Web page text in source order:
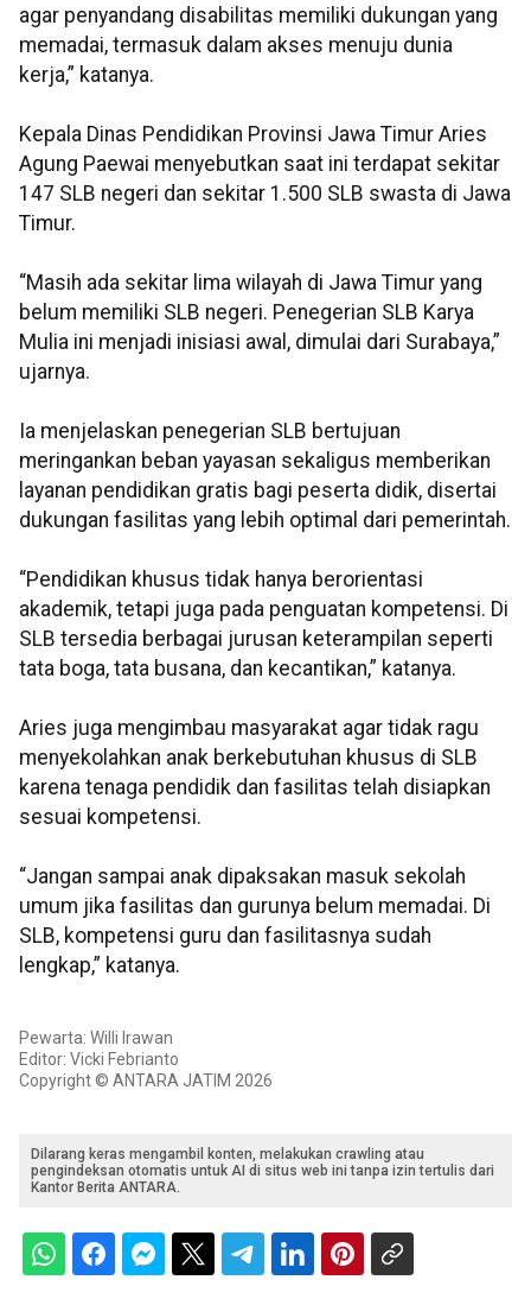
agar penyandang disabilitas memiliki dukungan yang
memadai, termasuk dalam akses menuju dunia
kerja,” katanya.
Kepala Dinas Pendidikan Provinsi Jawa Timur Aries
Agung Paewai menyebutkan saat ini terdapat sekitar
147 SLB negeri dan sekitar 1.500 SLB swasta di Jawa
Timur.
“Masih ada sekitar lima wilayah di Jawa Timur yang
belum memiliki SLB negeri. Penegerian SLB Karya
Mulia ini menjadi inisiasi awal, dimulai dari Surabaya,”
ujarnya.
Ia menjelaskan penegerian SLB bertujuan
meringankan beban yayasan sekaligus memberikan
layanan pendidikan gratis bagi peserta didik, disertai
dukungan fasilitas yang lebih optimal dari pemerintah.
“Pendidikan khusus tidak hanya berorientasi
akademik, tetapi juga pada penguatan kompetensi. Di
SLB tersedia berbagai jurusan keterampilan seperti
tata boga, tata busana, dan kecantikan,” katanya.
Aries juga mengimbau masyarakat agar tidak ragu
menyekolahkan anak berkebutuhan khusus di SLB
karena tenaga pendidik dan fasilitas telah disiapkan
sesuai kompetensi.
“Jangan sampai anak dipaksakan masuk sekolah
umum jika fasilitas dan gurunya belum memadai. Di
SLB, kompetensi guru dan fasilitasnya sudah
lengkap,” katanya.
Pewarta: Willi Irawan
Editor: Vicki Febrianto
Copyright © ANTARA JATIM 2026
Dilarang keras mengambil konten, melakukan crawling atau
pengindeksan otomatis untuk AI di situs web ini tanpa izin tertulis dari
Kantor Berita ANTARA.